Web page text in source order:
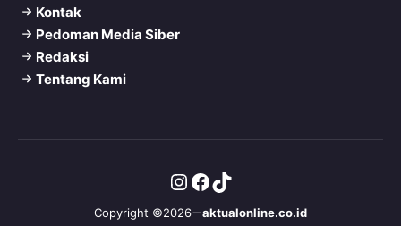
Kontak
Pedoman Media Siber
Redaksi
Tentang Kami
Copyright ©2026 aktualonline.co.id
Instagram
Facebook
TikTok